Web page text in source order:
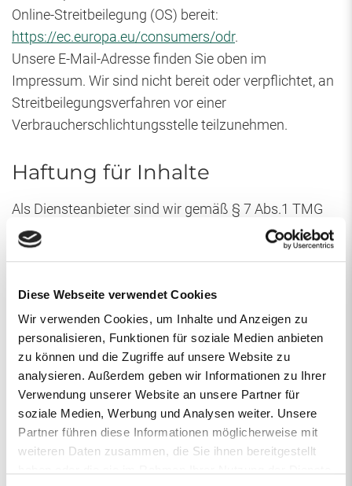
Diese Webseite verwendet Cookies
Wir verwenden Cookies, um Inhalte und Anzeigen zu
personalisieren, Funktionen für soziale Medien anbieten
zu können und die Zugriffe auf unsere Website zu
analysieren. Außerdem geben wir Informationen zu Ihrer
Verwendung unserer Website an unsere Partner für
soziale Medien, Werbung und Analysen weiter. Unsere
Partner führen diese Informationen möglicherweise mit
weiteren Daten zusammen, die Sie ihnen bereitgestellt
Online-Streitbeilegung (OS) bereit:
https://ec.europa.eu/consumers/odr.
Unsere E-Mail-Adresse finden Sie oben im
Impressum. Wir sind nicht bereit oder verpflichtet, an
Streitbeilegungsverfahren vor einer
Verbraucherschlichtungsstelle teilzunehmen.
Haftung für Inhalte
Als Diensteanbieter sind wir gemäß § 7 Abs.1 TMG
für eigene Inhalte auf diesen Seiten nach den
allgemeinen Gesetzen verantwortlich. Nach §§ 8 bis
verpflichtet, übermittelte oder gespeicherte fremde
Informationen zu überwachen oder nach Umständen
zu forschen, die auf eine rechtswidrige Tätigkeit
hinweisen. Verpflichtungen zur Entfernung oder
Sperrung der Nutzung von Informationen nach den
allgemeinen Gesetzen bleiben hiervon unberührt. Eine
diesbezügliche Haftung ist jedoch erst ab dem
Zeitpunkt der Kenntnis einer konkreten
Rechtsverletzung möglich. Bei Bekanntwerden von